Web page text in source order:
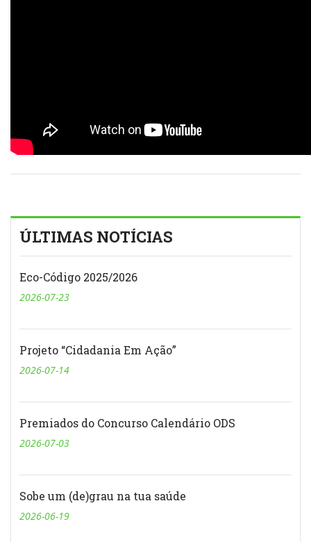
ÚLTIMAS NOTÍCIAS
Eco-Código 2025/2026
2026-07-23
Projeto “Cidadania Em Ação”
2026-07-14
Premiados do Concurso Calendário ODS
2026-07-03
Sobe um (de)grau na tua saúde
2026-06-19